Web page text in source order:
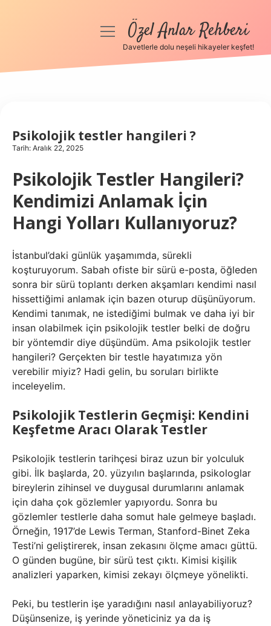
Anasayfa
Hakkımızda
menüyüÖzel Anlar Rehberi
Davetlerle dolu neşeli hikayeler keşfet!
Psikolojik testler hangileri ?
Tarih: Aralık 22, 2025
Psikolojik Testler Hangileri?
Kendimizi Anlamak İçin
Hangi Yolları Kullanıyoruz?
İstanbul’daki günlük yaşamımda, sürekli
koşturuyorum. Sabah ofiste bir sürü e-posta, öğleden
sonra bir sürü toplantı derken akşamları kendimi nasıl
hissettiğimi anlamak için bazen oturup düşünüyorum.
Kendimi tanımak, ne istediğimi bulmak ve daha iyi bir
insan olabilmek için psikolojik testler belki de doğru
bir yöntemdir diye düşündüm. Ama psikolojik testler
hangileri? Gerçekten bir testle hayatımıza yön
verebilir miyiz? Hadi gelin, bu soruları birlikte
inceleyelim.
Psikolojik Testlerin Geçmişi: Kendini
Keşfetme Aracı Olarak Testler
Psikolojik testlerin tarihçesi biraz uzun bir yolculuk
gibi. İlk başlarda, 20. yüzyılın başlarında, psikologlar
bireylerin zihinsel ve duygusal durumlarını anlamak
için daha çok gözlemler yapıyordu. Sonra bu
gözlemler testlerle daha somut hale gelmeye başladı.
Örneğin, 1917’de Lewis Terman, Stanford-Binet Zeka
Testi’ni geliştirerek, insan zekasını ölçme amacı güttü.
O günden bugüne, bir sürü test çıktı. Kimisi kişilik
analizleri yaparken, kimisi zekayı ölçmeye yönelikti.
Peki, bu testlerin işe yaradığını nasıl anlayabiliyoruz?
Düşünsenize, iş yerinde yöneticiniz ya da iş